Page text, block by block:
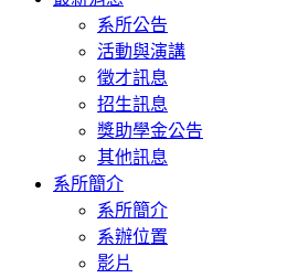
navigation
系所公告
活動與演講
徵才訊息
招生訊息
獎助學金公告
其他訊息
系所簡介
系所簡介
系辦位置
影片